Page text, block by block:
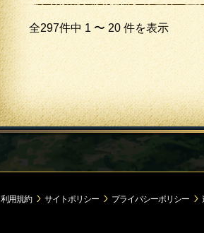
全297件中 1 〜 20 件を表示
利用規約 サイトポリシー プライバシーポリシー